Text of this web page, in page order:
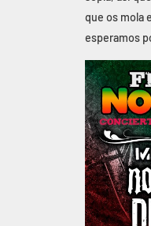
que os mola
esperamos